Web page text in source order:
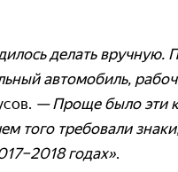
делать вручную.
автомобиль,
— Проще было эти
того требовали
годах».